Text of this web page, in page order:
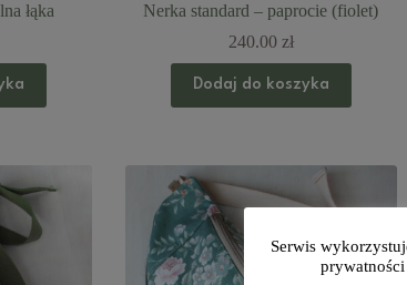
łąka
Nerka standard – paprocie (fiolet)
240.00 zł
Dodaj do koszyka
Serwis